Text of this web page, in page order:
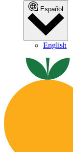
Español
English